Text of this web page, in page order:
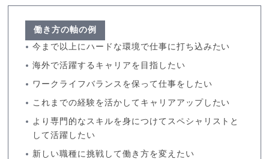
働き方の軸の例
今まで以上にハードな環境で仕事に打ち込みたい
海外で活躍するキャリアを目指したい
ワークライフバランスを保って仕事をしたい
これまでの経験を活かしてキャリアアップしたい
より専門的なスキルを身につけてスペシャリストと
して活躍したい
新しい職種に挑戦して働き方を変えたい